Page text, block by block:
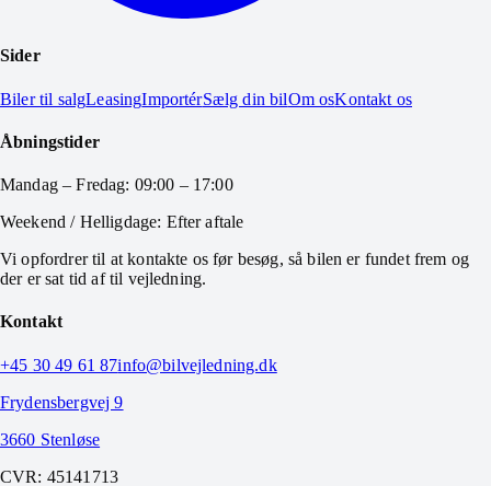
Sider
Biler til salgLeasingImportérSælg din bilOm osKontakt os
Åbningstider
Mandag – Fredag: 09:00 – 17:00
Weekend / Helligdage: Efter aftale
Vi opfordrer til at kontakte os før besøg, så bilen er fundet frem og
der er sat tid af til vejledning.
Kontakt
+45 30 49 61 87info@bilvejledning.dk
Frydensbergvej 9
3660 Stenløse
CVR: 45141713